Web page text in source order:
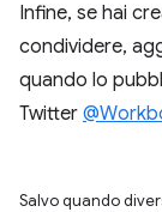
Infine, se hai
condividere,
quando lo
Twitter
Salvo quando